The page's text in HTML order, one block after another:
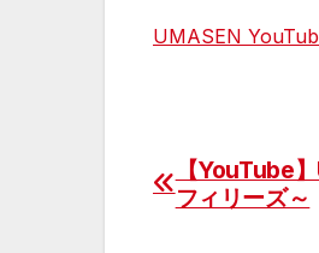
UMASEN
投【YouTube
フィリーズ～